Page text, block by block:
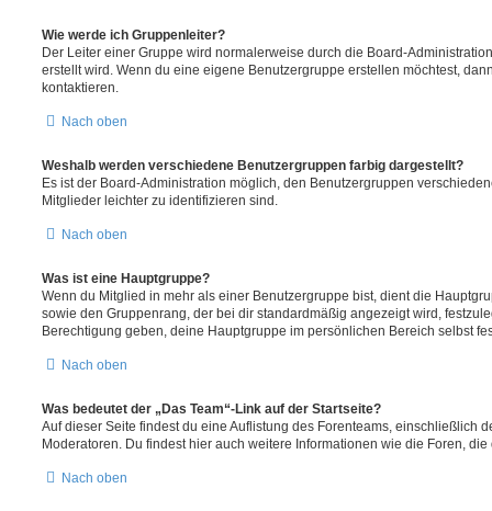
Wie werde ich Gruppenleiter?
Der Leiter einer Gruppe wird normalerweise durch die Board-
erstellt wird. Wenn du eine eigene Benutzergruppe erstellen möchtest,
kontaktieren.
Nach oben
Weshalb werden verschiedene Benutzergruppen farbig dargestellt?
Es ist der Board-Administration möglich, den Benutzergruppen
Mitglieder leichter zu identifizieren sind.
Nach oben
Was ist eine Hauptgruppe?
Wenn du Mitglied in mehr als einer Benutzergruppe bist, dient die
sowie den Gruppenrang, der bei dir standardmäßig angezeigt wird,
Berechtigung geben, deine Hauptgruppe im persönlichen Bereich selbst
Nach oben
Was bedeutet der „Das Team“-Link auf der Startseite?
Auf dieser Seite findest du eine Auflistung des Forenteams, einschließlich
Moderatoren. Du findest hier auch weitere Informationen wie die Foren,
Nach oben